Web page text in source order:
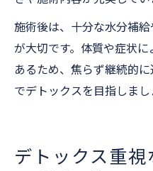
施術後は、十分な水分補
が大切です。体質や症状
あるため、焦らず継続的
でデトックスを目指しまし
デトックス重